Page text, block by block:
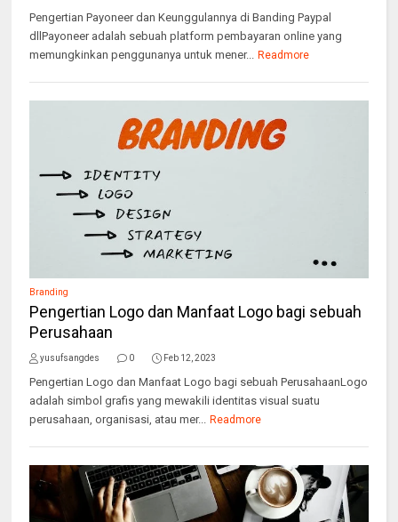
Pengertian Payoneer dan Keunggulannya di Banding Paypal
dllPayoneer adalah sebuah platform pembayaran online yang
memungkinkan penggunanya untuk mener... Readmore
Branding
Pengertian Logo dan Manfaat Logo bagi sebuah
Perusahaan
yusufsangdes 0 Feb 12, 2023
Pengertian Logo dan Manfaat Logo bagi sebuah PerusahaanLogo
adalah simbol grafis yang mewakili identitas visual suatu
perusahaan, organisasi, atau mer... Readmore